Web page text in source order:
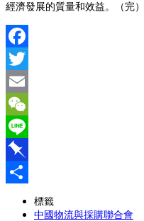
經濟發展的質量和效益。（完）
Facebook
Twitter
Email
WeChat
Line
Pinboard
標籤
中國物流與採購聯合會